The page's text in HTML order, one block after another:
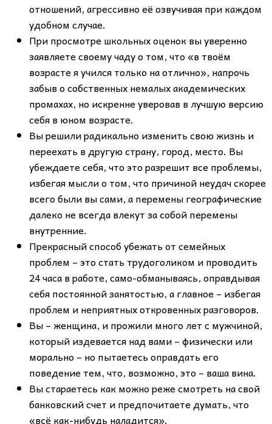
отношений, агрессивно её озвучивая при каждом
удобном случае.
При просмотре школьных оценок вы уверенно
заявляете своему чаду о том, что «в твоём
возрасте я учился только на отлично», напрочь
забыв о собственных немалых академических
промахах, но искренне уверовав в лучшую версию
себя в юном возрасте.
Вы решили радикально изменить свою жизнь и
переехать в другую страну, город, место. Вы
убеждаете себя, что это разрешит все проблемы,
избегая мысли о том, что причиной неудач скорее
всего были вы сами, а перемены географические
далеко не всегда влекут за собой перемены
внутренние.
Прекрасный способ убежать от семейных
проблем – это стать трудоголиком и проводить
24 часа в работе, само-обманываясь, оправдывая
себя постоянной занятостью, а главное – избегая
проблем и неприятных откровенных разговоров.
Вы – женщина, и прожили много лет с мужчиной,
который издевается над вами – физически или
морально – но пытаетесь оправдать его
поведение тем, что, возможно, это – ваша вина.
Вы стараетесь как можно реже смотреть на свой
банковский счет и предпочитаете думать, что
«всё как-нибудь наладится».